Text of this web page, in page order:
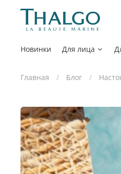
Новинки Для лица
Главная Блог